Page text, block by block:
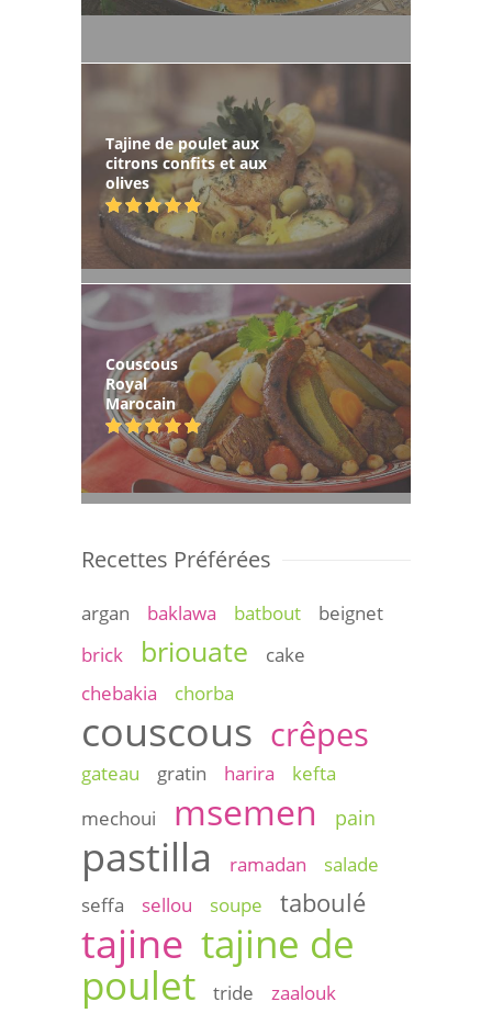
Tajine de poulet aux
citrons confits et aux
olives
Couscous
Royal
Marocain
Recettes Préférées
argan baklawa batbout
beignet
brick
briouate
cake
chebakia
chorba
couscous crêpes
gateau gratin harira
kefta
mechoui
msemen pain
pastilla ramadan
salade
seffa
sellou soupe taboulé
tajine tajine de
poulet
tride
zaalouk